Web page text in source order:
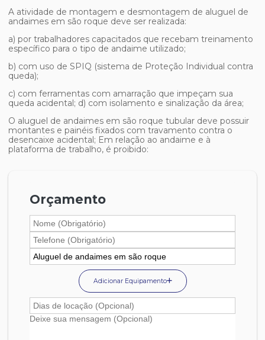
A atividade de montagem e desmontagem de aluguel de
andaimes em são roque deve ser realizada:
a) por trabalhadores capacitados que recebam treinamento
específico para o tipo de andaime utilizado;
b) com uso de SPIQ (sistema de Proteção Individual contra
queda);
c) com ferramentas com amarração que impeçam sua
queda acidental; d) com isolamento e sinalização da área;
O aluguel de andaimes em são roque tubular deve possuir
montantes e painéis fixados com travamento contra o
desencaixe acidental; Em relação ao andaime e à
plataforma de trabalho, é proibido:
Orçamento
Adicionar Equipamento